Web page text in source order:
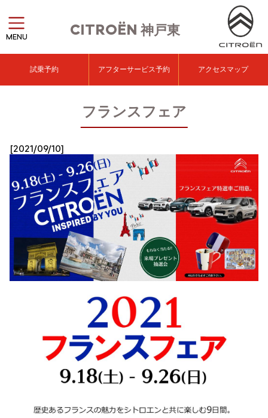
CITROËN神戸東
MENU
試乗予約 アフターサービス予約 アクセスマップ
フランスフェア
[2021/09/10]